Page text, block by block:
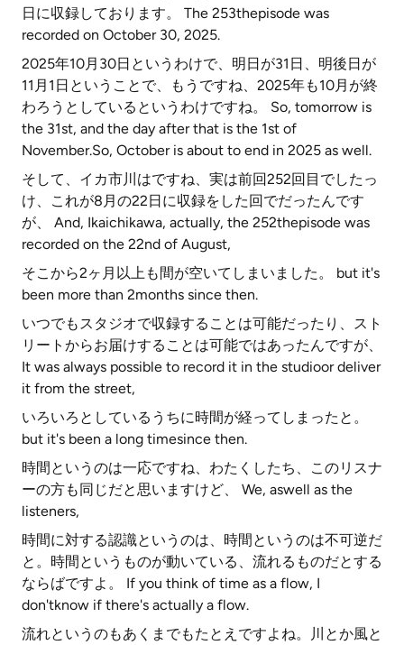
日に収録しております。 The 253thepisode was
recorded on October 30, 2025.
2025年10月30日というわけで、明日が31日、明後日が
11月1日ということで、もうですね、2025年も10月が終
わろうとしているというわけですね。 So, tomorrow is
the 31st, and the day after that is the 1st of
November.So, October is about to end in 2025 as well.
そして、イカ市川はですね、実は前回252回目でしたっ
け、これが8月の22日に収録をした回でだったんです
が、 And, Ikaichikawa, actually, the 252thepisode was
recorded on the 22nd of August,
そこから2ヶ月以上も間が空いてしまいました。 but it's
been more than 2months since then.
いつでもスタジオで収録することは可能だったり、スト
リートからお届けすることは可能ではあったんですが、
It was always possible to record it in the studioor deliver
it from the street,
いろいろとしているうちに時間が経ってしまったと。
but it's been a long timesince then.
時間というのは一応ですね、わたくしたち、このリスナ
ーの方も同じだと思いますけど、 We, aswell as the
listeners,
時間に対する認識というのは、時間というのは不可逆だ
と。時間というものが動いている、流れるものだとする
ならばですよ。 If you think of time as a flow, I
don'tknow if there's actually a flow.
流れというのもあくまでもたとえですよね。川とか風と